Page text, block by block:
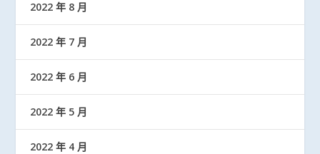
2022 年 8 月
2022 年 7 月
2022 年 6 月
2022 年 5 月
2022 年 4 月